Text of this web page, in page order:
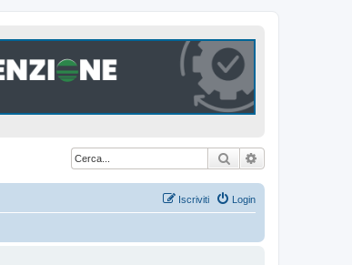
Cerca
Login
Iscriviti